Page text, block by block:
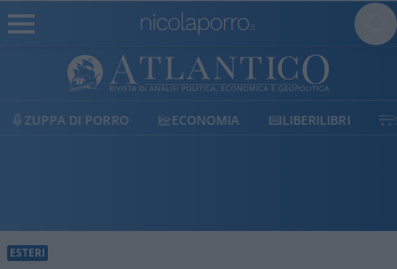
ECONOMIA LIBERILIBRI SHOP SOSTIENICI
ESTERI